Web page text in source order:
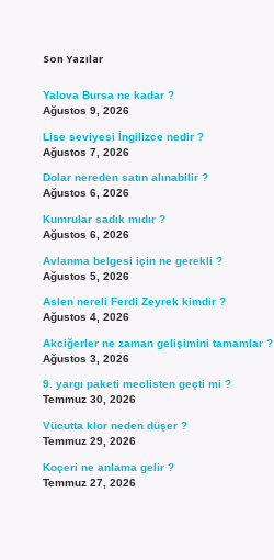
Son Yazılar
Yalova Bursa ne kadar ?
Ağustos 9, 2026
Lise seviyesi İngilizce nedir ?
Ağustos 7, 2026
Dolar nereden satın alınabilir ?
Ağustos 6, 2026
Kumrular sadık mıdır ?
Ağustos 6, 2026
Avlanma belgesi için ne gerekli ?
Ağustos 5, 2026
Aslen nereli Ferdi Zeyrek kimdir ?
Ağustos 4, 2026
Akciğerler ne zaman gelişimini tamamlar ?
Ağustos 3, 2026
9. yargı paketi meclisten geçti mi ?
Temmuz 30, 2026
Vücutta klor neden düşer ?
Temmuz 29, 2026
Koçeri ne anlama gelir ?
Temmuz 27, 2026